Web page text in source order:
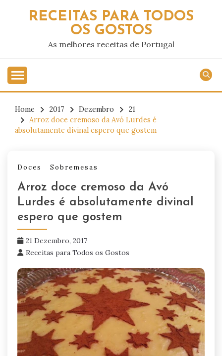
RECEITAS PARA TODOS
OS GOSTOS
As melhores receitas de Portugal
Home 2017 Dezembro
21
Arroz doce cremoso da Avó Lurdes é
absolutamente divinal espero que gostem
Doces Sobremesas
Arroz doce cremoso da Avó
Lurdes é absolutamente divinal
espero que gostem
21 Dezembro, 2017
Receitas para Todos os Gostos